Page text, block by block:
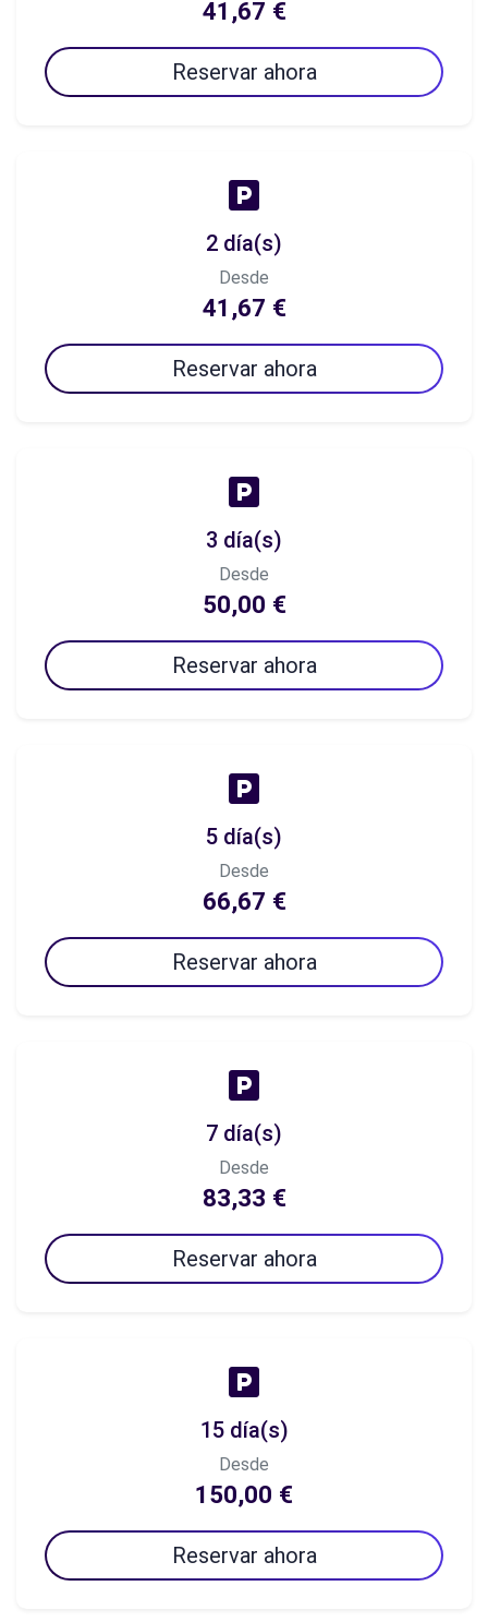
41,67 €
Reservar ahora
2 día(s)
Desde
41,67 €
Reservar ahora
3 día(s)
Desde
50,00 €
Reservar ahora
5 día(s)
Desde
66,67 €
Reservar ahora
7 día(s)
Desde
83,33 €
Reservar ahora
15 día(s)
Desde
150,00 €
Reservar ahora